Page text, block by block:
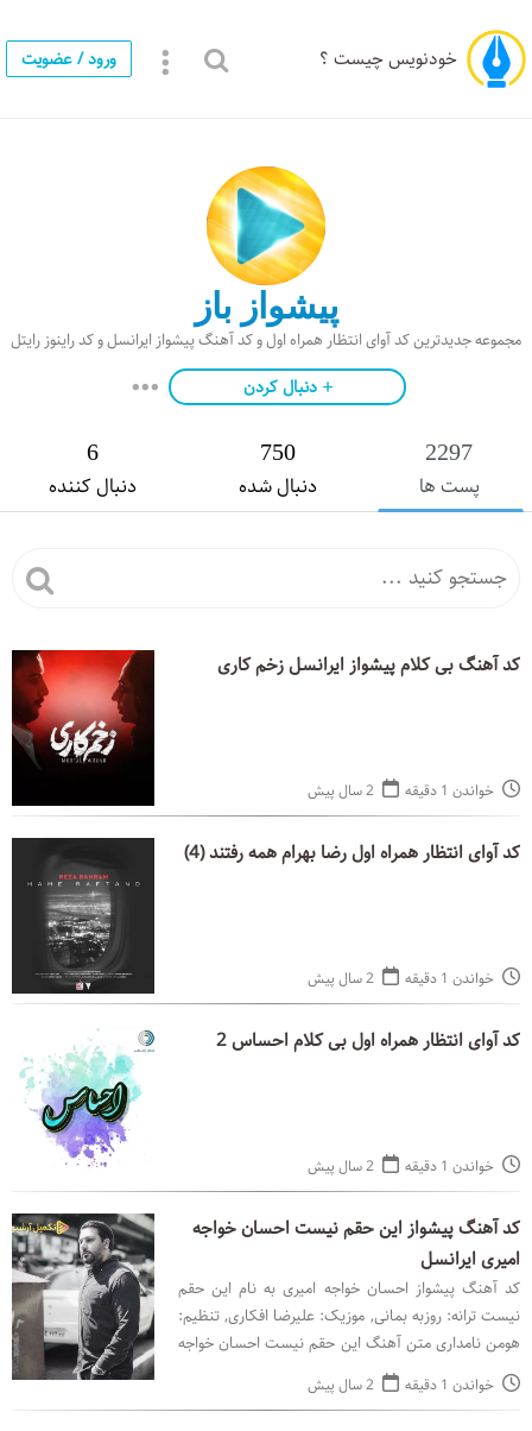
خودنویس چیست ؟ ورود / عضویت
پیشواز باز
مجموعه جدیدترین کد آوای انتظار همراه اول و کد آهنگ پیشواز ایرانسل و کد راینوز رایتل
دنبال کردن
2297
پست ها
750
دنبال شده
6
دنبال کننده
کد آهنگ بی کلام پیشواز ایرانسل زخم کاری
خواندن 1 دقیقه 2 سال پیش
کد آوای انتظار همراه اول رضا بهرام همه رفتند (4)
خواندن 1 دقیقه 2 سال پیش
کد آوای انتظار همراه اول بی کلام احساس 2
خواندن 1 دقیقه 2 سال پیش
کد آهنگ پیشواز این حقم نیست احسان خواجه
امیری ایرانسل
کد آهنگ پیشواز احسان خواجه امیری به نام این حقم
نیست ترانه: روزبه بمانی, موزیک: علیرضا افکاری, تنظیم:
هومن نامداری متن آهنگ این حقم نیست احسان خواجه
امیری با همیم اما این رسیدن نیست اون که دنیامه عا
خواندن 1 دقیقه 2 سال پیش